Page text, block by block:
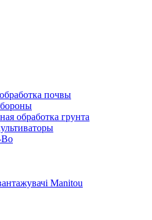
почвы
обработка грунта
Manitou